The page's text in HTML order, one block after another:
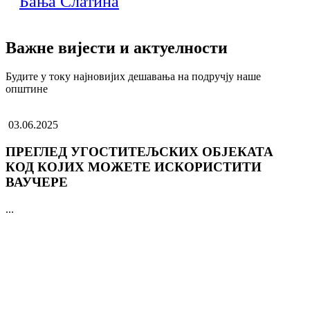
Важне вијести и актуелности
Будите у току најновијих дешавања на подручју наше
општине
03.06.2025
ПРЕГЛЕД УГОСТИТЕЉСКИХ ОБЈЕКАТА
КОД КОЈИХ МОЖЕТЕ ИСКОРИСТИТИ
ВАУЧЕРЕ
...